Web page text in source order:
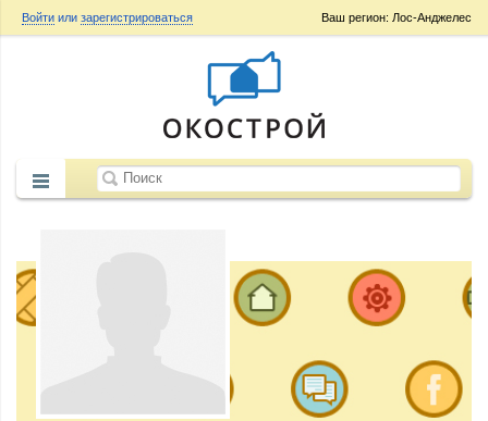
Ваш регион: Лос-Анджелес
Войти или зарегистрироваться